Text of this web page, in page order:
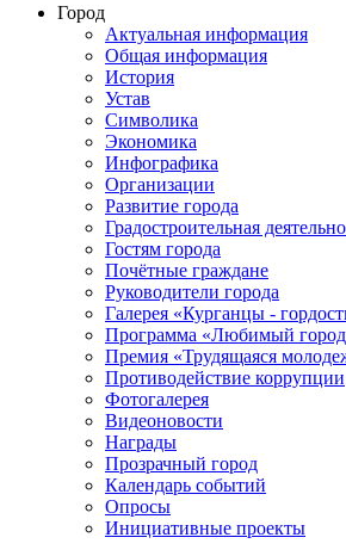
Город
Актуальная информация
Общая информация
История
Устав
Символика
Экономика
Инфографика
Организации
Развитие города
Градостроительная
Гостям города
Почётные граждане
Руководители города
Галерея «Курганцы -
Программа «Любимый
Премия «Трудящаяся
Противодействие коррупции
Фотогалерея
Видеоновости
Награды
Прозрачный город
Календарь событий
Опросы
Инициативные проекты